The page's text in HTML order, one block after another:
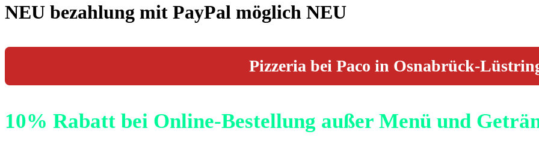
NEU bezahlung mit PayPal möglich NEU
Pizzeria bei Paco in Osnabrück-
10% Rabatt bei Online-Bestellung außer Menü und